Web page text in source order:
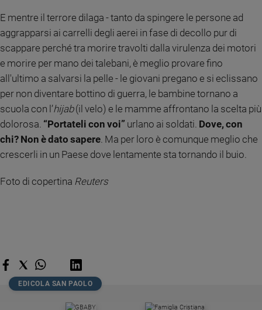
Cultura
e
Sanremo
2026
Cinema,
e
streaming
Libri
Musica
figli
Nonni
Coppia
E mentre il terrore dilaga - tanto da spingere le persone ad
aggrapparsi ai carrelli degli aerei in fase di decollo pur di
scappare perché tra morire travolti dalla virulenza dei motori
e morire per mano dei talebani, è meglio provare fino
all'ultimo a salvarsi la pelle - le giovani pregano e si eclissano
per non diventare bottino di guerra, le bambine tornano a
scuola con l’hijab(il velo) e le mamme affrontano la scelta più
dolorosa. “Portateli con voi” urlano ai soldati. Dove, con
chi? Non è dato sapere. Ma per loro è comunque meglio che
crescerli in un Paese dove lentamente sta tornando il buio.
Foto di copertina Reuters
EDICOLA SAN PAOLO